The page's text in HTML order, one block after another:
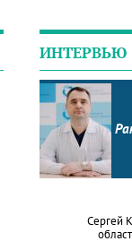
ИНТЕРВЬЮ
Сергей